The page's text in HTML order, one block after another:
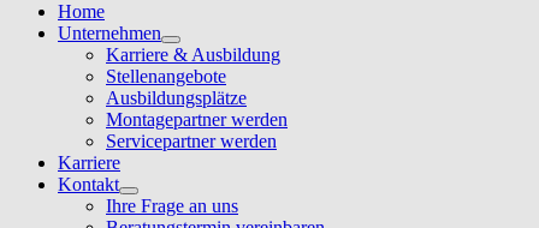
Home
Unternehmen
Karriere & Ausbildung
Stellenangebote
Ausbildungsplätze
Montagepartner werden
Servicepartner werden
Karriere
Kontakt
Ihre Frage an uns